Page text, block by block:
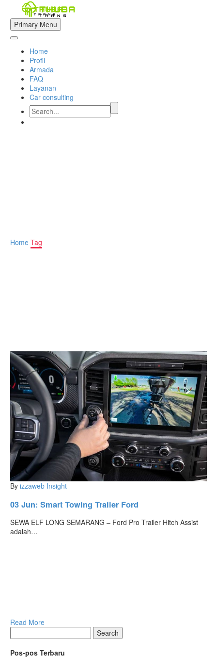
Primary Menu
Home
Profil
Armada
FAQ
Layanan
Car consulting
Home Tag
By izzaweb Insight
03 Jun: Smart Towing Trailer Ford
SEWA ELF LONG SEMARANG – Ford Pro Trailer Hitch Assist
adalah…
Read More
Search
Pos-pos Terbaru